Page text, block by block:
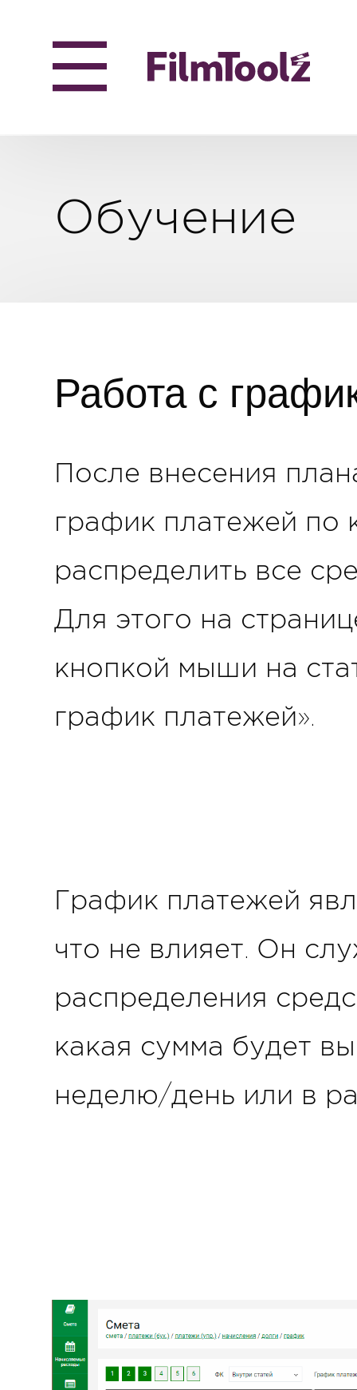
Обучение
Работа с
После внесения
график платежей по
распределить все
Для этого на
кнопкой мыши на
график платежей».
График платежей
что не влияет. Он
распределения
какая сумма будет
неделю/день или в